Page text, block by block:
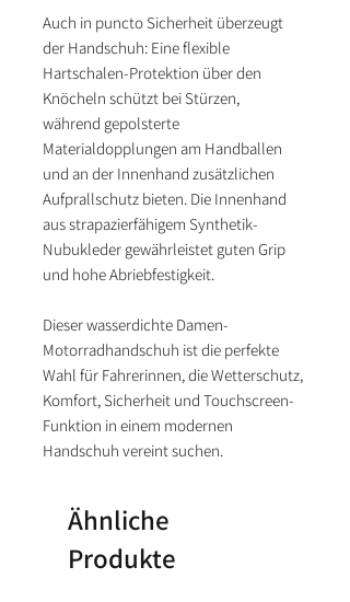
Auch in puncto Sicherheit überzeugt
der Handschuh: Eine flexible
Hartschalen-Protektion über den
Knöcheln schützt bei Stürzen,
während gepolsterte
Materialdopplungen am Handballen
und an der Innenhand zusätzlichen
Aufprallschutz bieten. Die Innenhand
aus strapazierfähigem Synthetik-
Nubukleder gewährleistet guten Grip
und hohe Abriebfestigkeit.
Dieser wasserdichte Damen-
Motorradhandschuh ist die perfekte
Wahl für Fahrerinnen, die Wetterschutz,
Komfort, Sicherheit und Touchscreen-
Funktion in einem modernen
Handschuh vereint suchen.
Ähnliche
Produkte